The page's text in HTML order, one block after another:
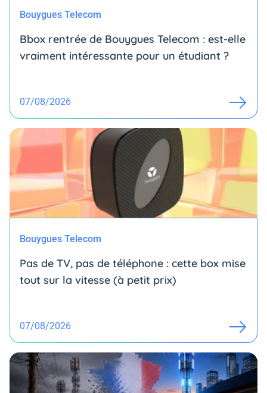
Bouygues Telecom
Bbox rentrée de Bouygues Telecom : est-elle
vraiment intéressante pour un étudiant ?
07/08/2026
Bouygues Telecom
Pas de TV, pas de téléphone : cette box mise
tout sur la vitesse (à petit prix)
07/08/2026